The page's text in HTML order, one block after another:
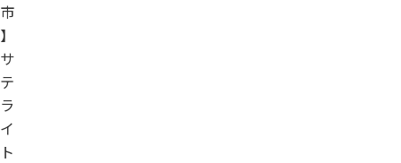
市
】
サ
テ
ラ
イ
ト